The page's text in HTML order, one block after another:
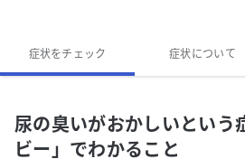
症状をチェック 症状について
尿の臭いがおかしいという
ビー」でわかること